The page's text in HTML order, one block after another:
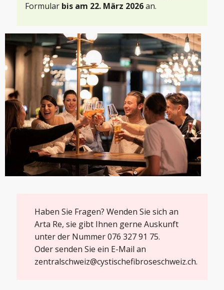
Formular bis am 22. März 2026an.
Haben Sie Fragen? Wenden Sie sich an
Arta Re, sie gibt Ihnen gerne Auskunft
unter der Nummer 076 327 91 75.
Oder senden Sie ein E-Mail an
zentralschweiz@cystischefibroseschweiz.ch.